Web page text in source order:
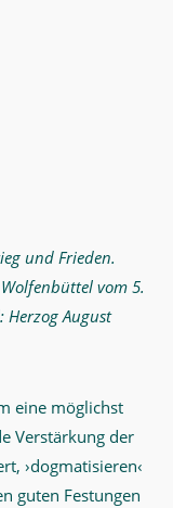
und Frieden.
vom 5.
Herzog August
eine möglichst
Verstärkung der
›dogmatisieren‹
guten Festungen